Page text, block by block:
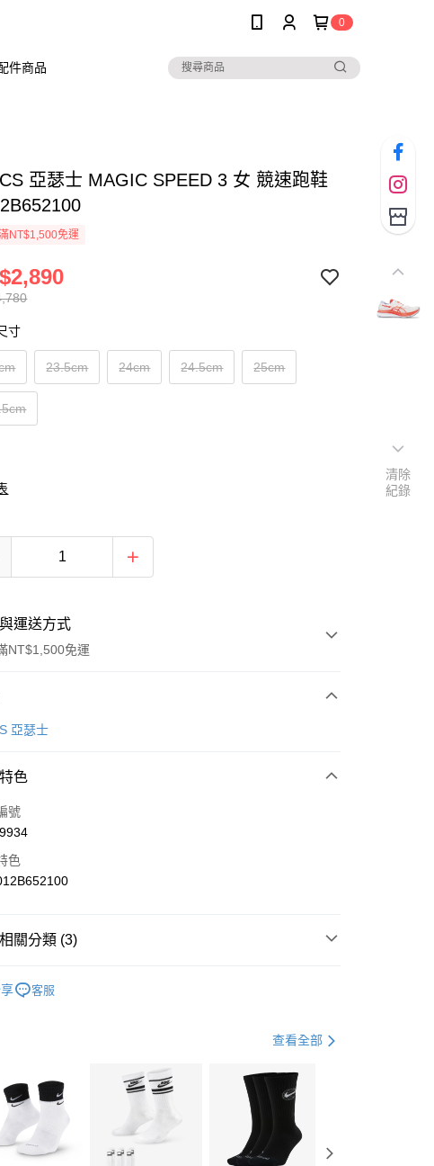
0
件商品
亞瑟士 MAGIC SPEED 3 女 競速跑鞋
NT$1,500免運
寸
23.5cm 24cm 24.5cm 25cm
運送方式
NT$1,500免運
式
一次付款
作金庫商業銀行
南商業銀行
海商業儲蓄銀行
泰世華商業銀行
邦商業銀行
新國際商業銀行
「AFTEE先享後付」】
安心：先確認商品／服務後，再付款。
AFTEE先享後付」結帳流程】
於結帳方式選擇「AFTEE先享後付」後，將跳轉至「AFTEE先享後
結帳頁面，進行簡訊認證並確認金額後，即可完成結帳。
訂單成立數日內，您將收到繳費通知簡訊。
，滿NT$1,500(含以上)免運費
，滿NT$1,500(含以上)免運費
亞瑟士
色
號
色
關分類 (3)
客服
查看全部
清除
紀錄